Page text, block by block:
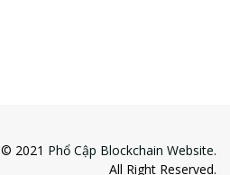
© 2021 Phổ Cập Blockchain Website.
All Right Reserved.